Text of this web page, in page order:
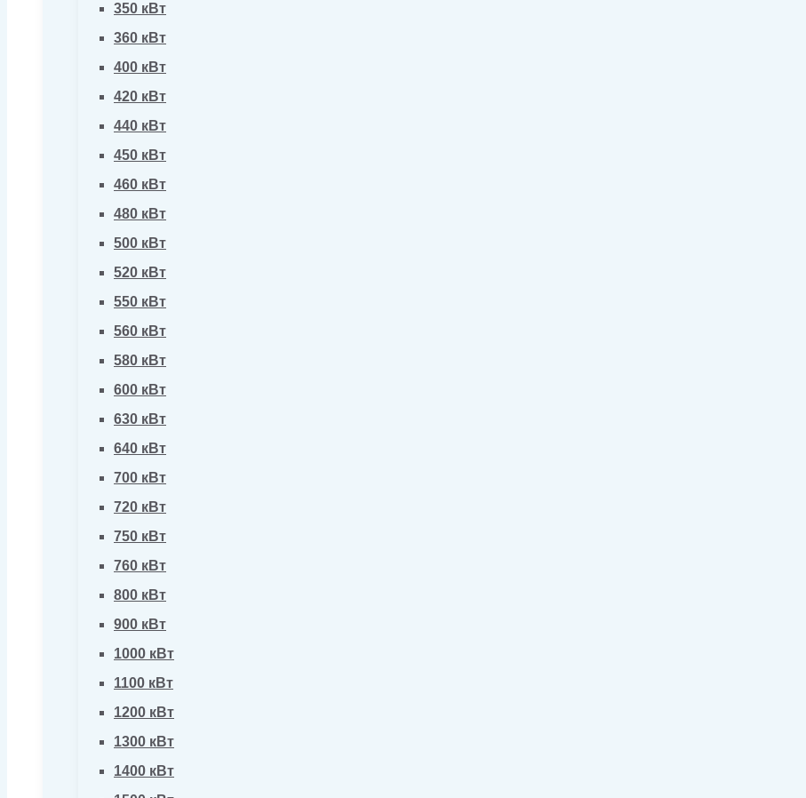
350 кВт
360 кВт
400 кВт
420 кВт
440 кВт
450 кВт
460 кВт
480 кВт
500 кВт
520 кВт
550 кВт
560 кВт
580 кВт
600 кВт
630 кВт
640 кВт
700 кВт
720 кВт
750 кВт
760 кВт
800 кВт
900 кВт
1000 кВт
1100 кВт
1200 кВт
1300 кВт
1400 кВт